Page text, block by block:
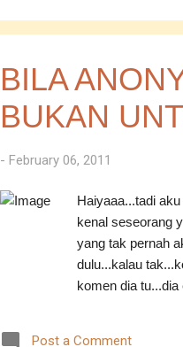
BILA
BUKAN
- February 06, 2011
Haiyaaa...tadi
kenal seseorang
yang tak pernah
dulu...kalau
komen dia
Post a Comment